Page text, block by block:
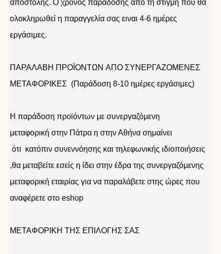
αποστολής. Ο χρόνος παράδοσης απο τη στιγμή που θα
ολοκληρωθεί η παραγγελία σας ειναι 4-6 ημέρες
εργάσιμες.
ΠΑΡΑΛΑΒΗ ΠΡΟΪΟΝΤΩΝ ΑΠΟ ΣΥΝΕΡΓΑΖΟΜΕΝΕΣ
ΜΕΤΑΦΟΡΙΚΕΣ (Παράδοση 8-10 ημέρες εργάσιμες)
Η παράδοση προϊόντων με συνεργαζόμενη
μεταφορική στην Πάτρα η στην Αθήνα σημαίνει
ότι κατόπιν συνεννόησης και τηλεφωνικής ιδιοποιήσεις
,θα μεταβείτε εσείς η ίδει στην έδρα της συνεργαζόμενης
μεταφορική εταιρίας για να παραλάβετε στης ώρες που
αναφέρετε στο eshop
ΜΕΤΑΦΟΡΙΚΗ ΤΗΣ ΕΠΙΛΟΓΗΣ ΣΑΣ